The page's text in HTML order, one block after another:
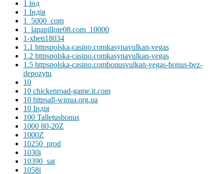
1 інд
1 Індія
1_5000_com
1_lapapillote08.com_10000
1-xbeti18034
1.1 httpspolska-casino.comkasynavulkan-vegas
1.2 httpspolska-casino.comkasynavulkan-vegas
1.5 httpspolska-casino.combonusvulkan-vegas-bonus-bez-
depozytu
10
10 chickenroad-game.it.com
10 httpsall-winua.org.ua
10 Індія
100 Talletusbonus
1000 80-20Z
1000Z
10250_prod
1030i
10390_sat
1058i